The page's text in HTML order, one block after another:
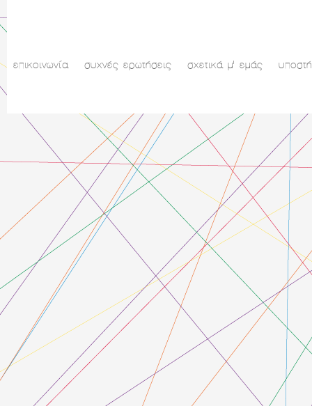
επικοινωνία συχνές ερωτήσεις σχετικά μ' εμάς